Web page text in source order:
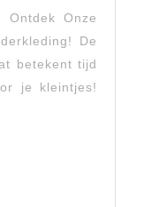
Ontdek Onze
De
betekent tijd
je kleintjes!